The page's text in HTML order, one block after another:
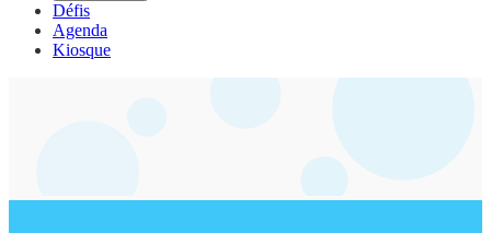
Défis
Agenda
Kiosque